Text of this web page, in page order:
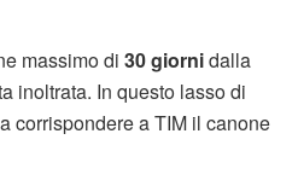
massimo di30 giornidalla
inoltrata. In questo lasso di
corrispondere a TIM il canone